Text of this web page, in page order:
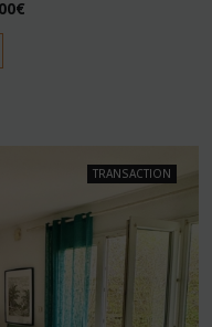
TRANSACTION